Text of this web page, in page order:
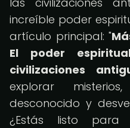
increíble poder
artículo principal: "
El poder
civilizaciones
explorar
desconocido y
¿Estás listo